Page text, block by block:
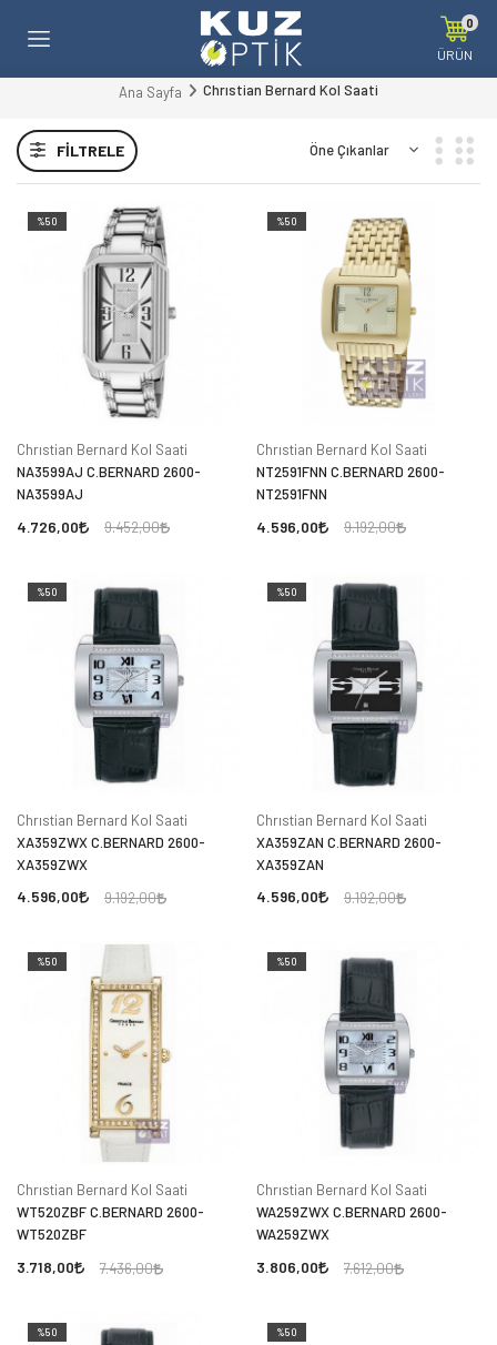
0
ÜRÜN
Ana Sayfa Chrıstian Bernard Kol Saati
FILTRELE
%50
Chrıstian Bernard Kol Saati
NA3599AJ C.BERNARD 2600-
NA3599AJ
4.726,00 9.452,00
%50
Chrıstian Bernard Kol Saati
NT2591FNN C.BERNARD 2600-
NT2591FNN
4.596,00 9.192,00
%50
Chrıstian Bernard Kol Saati
XA359ZWX C.BERNARD 2600-
XA359ZWX
4.596,00 9.192,00
%50
Chrıstian Bernard Kol Saati
XA359ZAN C.BERNARD 2600-
XA359ZAN
4.596,00 9.192,00
%50
Chrıstian Bernard Kol Saati
WT520ZBF C.BERNARD 2600-
WT520ZBF
3.718,00 7.436,00
%50
Chrıstian Bernard Kol Saati
WA259ZWX C.BERNARD 2600-
WA259ZWX
3.806,00 7.612,00
%50 %50